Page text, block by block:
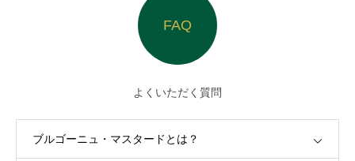
FAQ
よくいただく質問
ブルゴーニュ・マスタードとは？